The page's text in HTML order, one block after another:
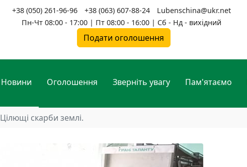
+38 (050) 261-96-96 +38 (063) 607-88-24
Lubenschina@ukr.net
Пн-Чт 08:00 - 17:00 | Пт 08:00 - 16:00 | Сб - Нд - вихідний
Подати оголошення
Новини Оголошення Зверніть увагу Пам'ятаємо
Цілющі скарби землі.